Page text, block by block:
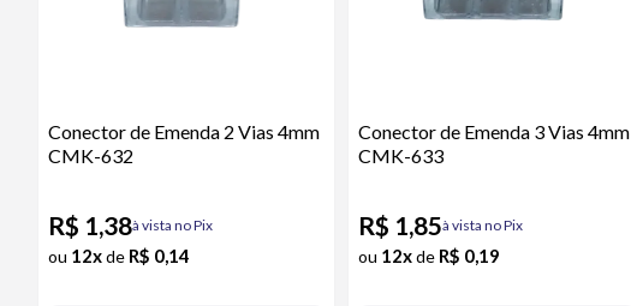
Conector de Emenda 2 Vias 4mm
CMK-632
R$ 1,38à vista no Pix
ou 12xde R$ 0,14
Conector de Emenda 3 Vias 4mm
CMK-633
R$ 1,85à vista no Pix
ou 12xde R$ 0,19